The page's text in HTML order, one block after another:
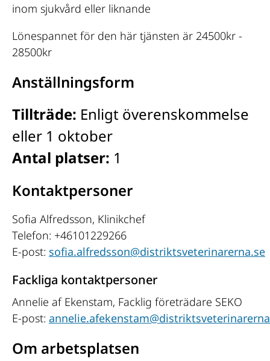
inom sjukvård eller liknande
Lönespannet för den här tjänsten är 24500kr -
28500kr
Anställningsform
Tillträde: Enligt överenskommelse
eller 1 oktober
Antal platser: 1
Kontaktpersoner
Sofia Alfredsson, Klinikchef
Telefon: +46101229266
E-post: sofia.alfredsson@distriktsveterinarerna.se
Fackliga kontaktpersoner
Annelie af Ekenstam, Facklig företrädare SEKO
E-post:
Om arbetsplatsen